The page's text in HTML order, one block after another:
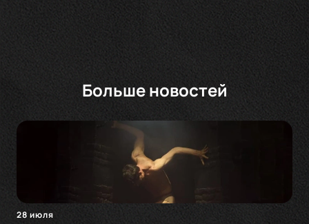
Больше новостей
28 июля